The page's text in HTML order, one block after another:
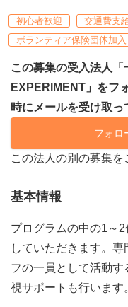
初心者歓迎 交通費支
ボランティア保険団体加入
この募集の受入法人
EXPERIMENT」をフ
時にメールを受け取っ
フォロ
この法人の別の募集を
基本情報
プログラムの中の1～
していただきます。
フの一員として活動
視サポートも行います